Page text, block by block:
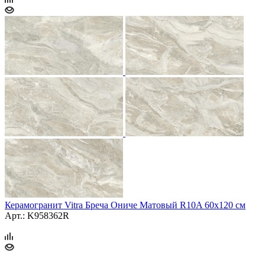
Керамогранит Vitra Бреча Ониче Матовый R10A 60x120 см
Арт.: K958362R